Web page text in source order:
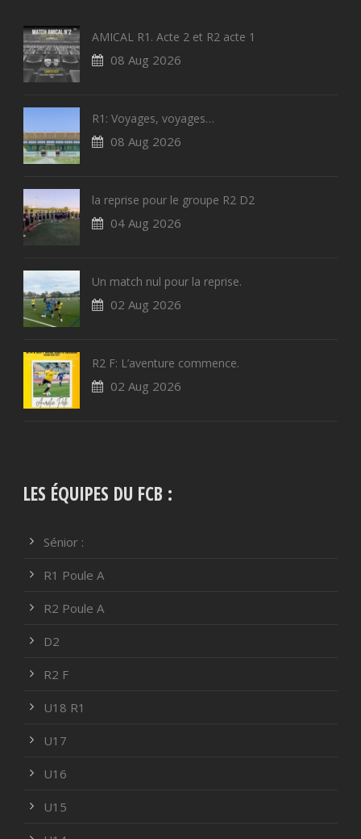
AMICAL R1. Acte 2 et R2 acte 1
08 Aug 2026
R1: Voyages, voyages…
08 Aug 2026
la reprise pour le groupe R2 D2
04 Aug 2026
Un match nul pour la reprise.
02 Aug 2026
R2 F: L’aventure commence.
02 Aug 2026
LES ÉQUIPES DU FCB :
Sénior :
R1 Poule A
R2 Poule A
D2
R2 F
U18 R1
U17
U16
U15